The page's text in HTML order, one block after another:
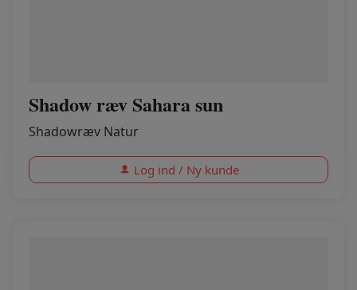
Shadow ræv Sahara sun
Shadowræv Natur
Log ind / Ny kunde